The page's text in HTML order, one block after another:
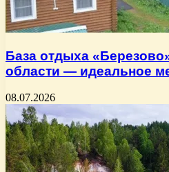
База отдыха
области — идеальное
08.07.2026